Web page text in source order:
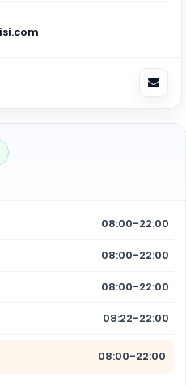
08:00-22:00
08:00-22:00
08:00-22:00
08:22-22:00
08:00-22:00